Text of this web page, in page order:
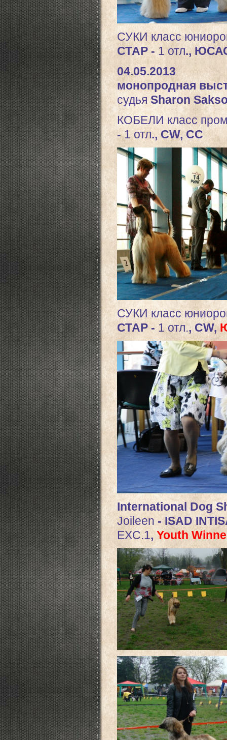
СУКИ класс
СТАР -1 отл.,
04.05.2013
монопродная
судья Sharon
КОБЕЛИкласс
-1 отл., CW, CC
СУКИ класс
СТАР - 1 отл., CW,
International Dog
Joileen - ISAD
EXC.1,Youth